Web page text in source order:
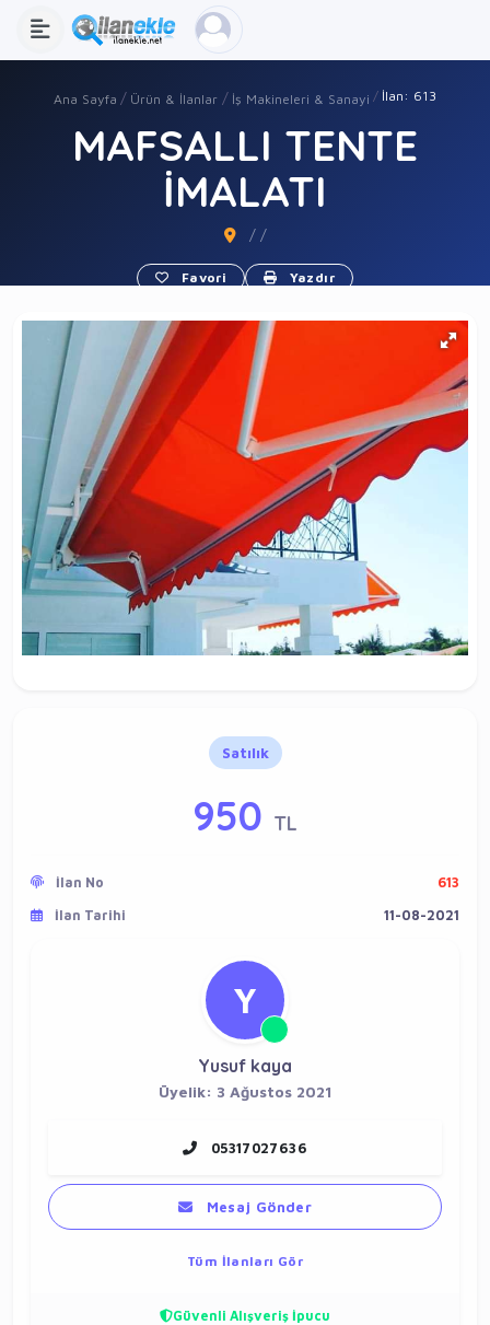
Ana Sayfa Ürün & İlanlar İş Makineleri & Sanayi İlan: 613
MAFSALLI TENTE
İMALATI
/ /
Favori Yazdır
Satılık
950 TL
İlan No
613
İlan Tarihi
11-08-2021
Y
Yusuf kaya
Üyelik: 3 Ağustos 2021
05317027636
Mesaj Gönder
Tüm İlanları Gör
Güvenli Alışveriş İpucu